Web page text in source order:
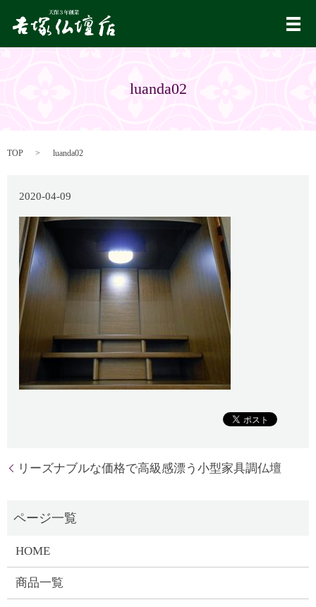
メ
luanda02
TOP luanda02
2020-04-09
リーズナブルな価格で高級感漂う小型家具調仏壇
HOME
商品一覧